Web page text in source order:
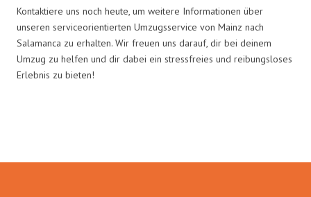
Kontaktiere uns noch heute, um weitere Informationen über
unseren serviceorientierten Umzugsservice von Mainz nach
Salamanca zu erhalten. Wir freuen uns darauf, dir bei deinem
Umzug zu helfen und dir dabei ein stressfreies und reibungsloses
Erlebnis zu bieten!